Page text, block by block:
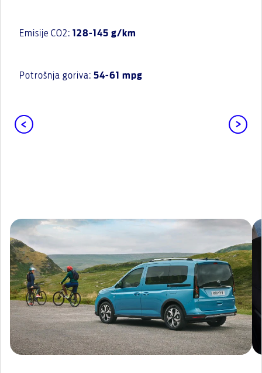
Emisije CO2: 128-145 g/km
Potrošnja goriva: 54-61 mpg